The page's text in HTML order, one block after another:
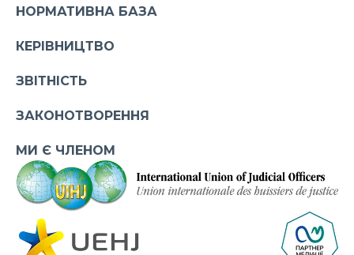
НОРМАТИВНА БАЗА
КЕРІВНИЦТВО
ЗВІТНІСТЬ
ЗАКОНОТВОРЕННЯ
МИ Є ЧЛЕНОМ